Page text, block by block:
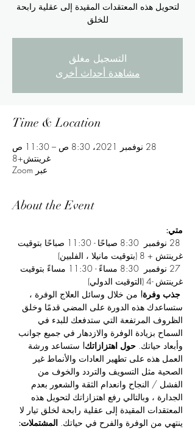
لتحويل هذه المعتقدات المقيدة إلى عقلية رابحة
للخلق
التسجيل مغلق
مشاهدة أحداث أخرى
Time & Location
28 نوفمبر 2021، 8:30 ص – 11:30 ص
غرينتش+8
عبر Zoom
About the Event
متي:
28 نوفمبر  8:30 صباحًا - 11:30 صباحًا بتوقيت
غرينتش + 8 (بتوقيت مانيلا ، الفلبين)
27 نوفمبر  8:30 مساءً - 11:30 مساءً بتوقيت
غرينتش -4 (التوقيت الدولي)
جذب وفرة! من خلال وسائل العلاج الوفرة ،
ستساعدك هذه الدورة على المضي قدمًا وخلق
الظروف المرتفعة التي ستدفعك للبدء في
السماح بزيادة الوفرة والازدهار في جميع جوانب
وأبعاد حياتك. حول اهتزازاتك! ستساعد ورشة
العمل هذه على تطهير العادات والأنماط غير
الصحية مثل التسويف والتردد والخوف من
الفشل / النجاح وانعدام الثقة والشعور بعدم
الجدارة ، وبالتالي رفع اهتزازاتك لتحويل هذه
المعتقدات المقيدة إلى عقلية رابحة لخلق تيار لا
ينتهي من الوفرة والفرح في حياتك. المشتملات: